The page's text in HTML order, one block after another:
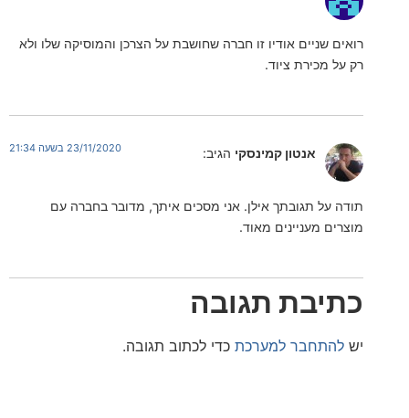
אודיו זו חברה שחושבת על הצרכן והמוסיקה שלו ולא
ציוד.
אנטון קמינסקי הגיב:
תגובתך אילן. אני מסכים איתך, מדובר בחברה עם
מעניינים מאוד.
תגובה
למערכתכדי לכתוב תגובה.